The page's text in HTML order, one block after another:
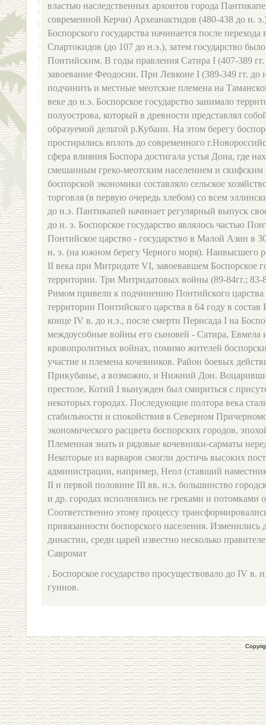
властью наследственных архонтов города
современной Керчи) Археанактидов (480-438 до н.
Боспорского государства начинается после
Спартокидов (до 107 до н.э.), затем государство
Понтийским. В годы правления Сатира I (407-389
завоевание Феодосии. При Левконе I (389-349 гг. до
подчинить и местные меотские племена на
веке до н.э. Боспорское государство занимало
полуострова, который в древности представлял
образуемой дельтой р.Кубани. На этом берегу
простирались вплоть до современного
сфера влияния Боспора достигала устья Дона, где
смешанным греко-меотским населением и скифским
боспорской экономики составляло сельское
торговля (в первую очередь хлебом) со всем
до н.э. Пантикапей начинает регулярный выпуск
до н. э. Боспорское государство являлось частью
Понтийское царство - государство в Малой Азии в
н. э. (на южном берегу Черного моря). Наивысшего
II века при Митридате VI, завоевавшем Боспорское
территории. Три Митридатовых войны (89-84гг.; 83-
Римом привели к подчинению Понтийского
территории Понтийского царства в 64 году в состав
конце IV в. до н.э., после смерти Перисада I на
междоусобные войны его сыновей - Сатира, Евмела
кровопролитных войнах, помимо жителей
участие и племена кочевников. Район боевых
Прикубанье, а возможно, и Нижний Дон.
престоле, Котий I вынужден был смириться с
некоторых городах. Последующие полтора века
стабильности и спокойствия в Северном
экономического расцвета боспорских городов,
Племенная знать и рядовые кочевники-сарматы
Некоторые из варваров смогли достичь высоких
администрации, например, Неол (ставший
II и первой половине III вв. н.э. большинство
и др. городах исполнялись не греками и потомками
Соответственно этому процессу
привязанности боспорского населения.
династии, среди царей известно несколько
Савромат
. Боспорское государство просуществовало до IV в.
гуннов.